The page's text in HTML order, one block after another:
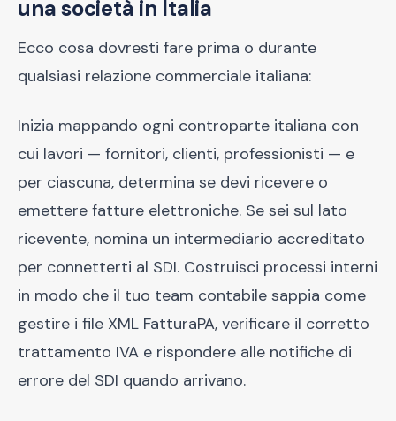
una società in Italia
Ecco cosa dovresti fare prima o durante
qualsiasi relazione commerciale italiana:
Inizia mappando ogni controparte italiana con
cui lavori — fornitori, clienti, professionisti — e
per ciascuna, determina se devi ricevere o
emettere fatture elettroniche. Se sei sul lato
ricevente, nomina un intermediario accreditato
per connetterti al SDI. Costruisci processi interni
in modo che il tuo team contabile sappia come
gestire i file XML FatturaPA, verificare il corretto
trattamento IVA e rispondere alle notifiche di
errore del SDI quando arrivano.